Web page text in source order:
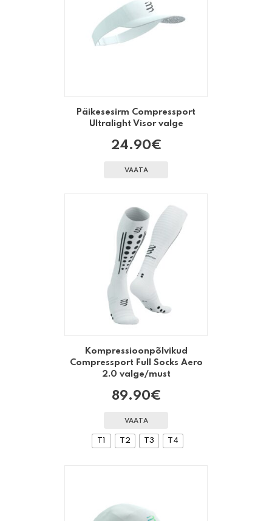
Päikesesirm Compressport
Ultralight Visor valge
24.90€
VAATA
Kompressioonpõlvikud
Compressport Full Socks Aero
2.0 valge/must
89.90€
VAATA
T2 T3 T4